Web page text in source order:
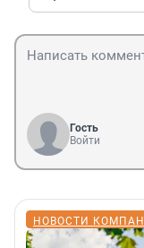
Гость
Войти
НОВОСТИ